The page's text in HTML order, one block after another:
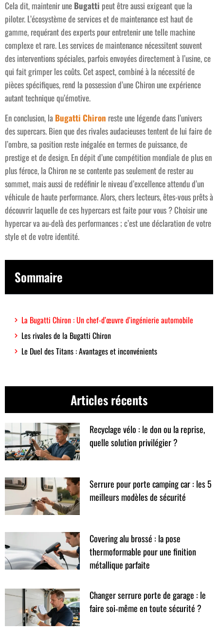
Cela dit, maintenir une Bugatti peut être aussi exigeant que la
piloter. L’écosystème de services et de maintenance est haut de
gamme, requérant des experts pour entretenir une telle machine
complexe et rare. Les services de maintenance nécessitent souvent
des interventions spéciales, parfois envoyées directement à l’usine, ce
qui fait grimper les coûts. Cet aspect, combiné à la nécessité de
pièces spécifiques, rend la possession d’une Chiron une expérience
autant technique qu’émotive.
En conclusion, la Bugatti Chiron reste une légende dans l’univers
des supercars. Bien que des rivales audacieuses tentent de lui faire de
l’ombre, sa position reste inégalée en termes de puissance, de
prestige et de design. En dépit d’une compétition mondiale de plus en
plus féroce, la Chiron ne se contente pas seulement de rester au
sommet, mais aussi de redéfinir le niveau d’excellence attendu d’un
véhicule de haute performance. Alors, chers lecteurs, êtes-vous prêts à
découvrir laquelle de ces hypercars est faite pour vous ? Choisir une
hypercar va au-delà des performances ; c’est une déclaration de votre
style et de votre identité.
Sommaire
La Bugatti Chiron : Un chef-d’œuvre d’ingénierie automobile
Les rivales de la Bugatti Chiron
Le Duel des Titans : Avantages et inconvénients
Articles récents
Recyclage vélo : le don ou la reprise,
quelle solution privilégier ?
Serrure pour porte camping car : les 5
meilleurs modèles de sécurité
Covering alu brossé : la pose
thermoformable pour une finition
métallique parfaite
Changer serrure porte de garage : le
faire soi‑même en toute sécurité ?